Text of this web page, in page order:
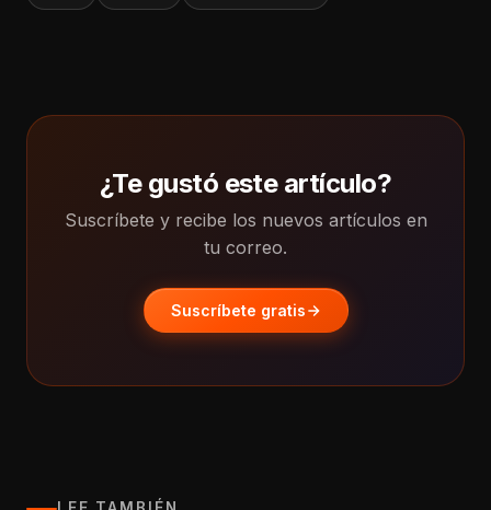
¿Te gustó este artículo?
Suscríbete y recibe los nuevos artículos en
tu correo.
Suscríbete gratis